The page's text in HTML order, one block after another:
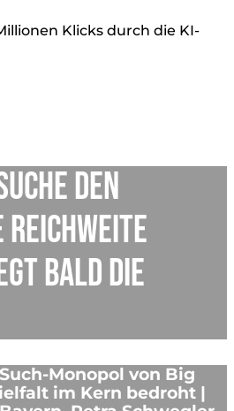
Klicks durch die KI-
den
bald die
Monopol von Big
im Kern bedroht |